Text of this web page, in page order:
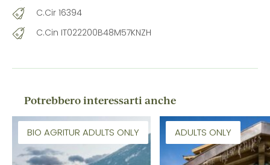
C.Cir 16394
C.Cin IT022200B48M57KNZH
Potrebbero interessarti anche
BIO AGRITUR ADULTS ONLY ADULTS ONLY